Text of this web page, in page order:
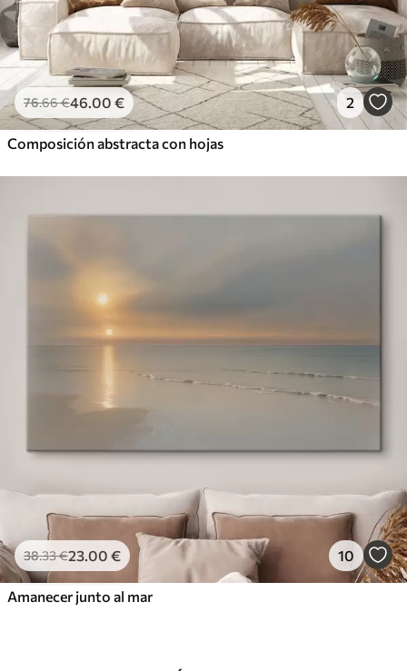
76.66€46.00 € 2
Composición abstracta con hojas
38.33€23.00 € 10
Amanecer junto al mar